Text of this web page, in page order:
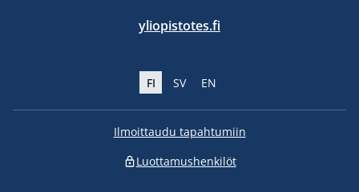
yliopistotes.fi
FI SV EN
Ilmoittaudu tapahtumiin
Luottamushenkilöt